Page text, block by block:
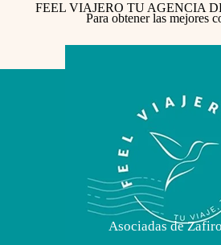
FEEL VIAJERO TU AGENCIA
Para obtener las mejores
Asociadas de